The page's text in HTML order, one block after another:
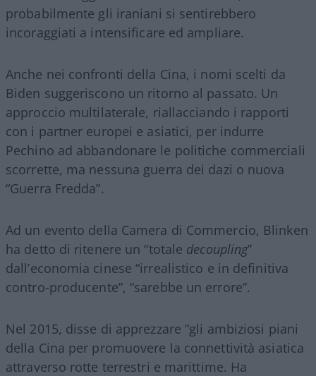
probabilmente gli iraniani si sentirebbero
incoraggiati a intensificare ed ampliare.
Anche nei confronti della Cina, i nomi scelti da
Biden suggeriscono un ritorno al passato. Un
approccio multilaterale, riallacciando i rapporti
con i partner europei e asiatici, per indurre
Pechino ad abbandonare le politiche commerciali
scorrette, ma nessuna guerra dei dazi o nuova
“Guerra Fredda”.
Ad un evento della Camera di Commercio, Blinken
ha detto di ritenere un “totale decoupling”
dall’economia cinese “irrealistico e in definitiva
contro-producente”, “sarebbe un errore”.
Nel 2015, disse di apprezzare “gli ambiziosi piani
della Cina per promuovere la connettività asiatica
attraverso rotte terrestri e marittime. Ha